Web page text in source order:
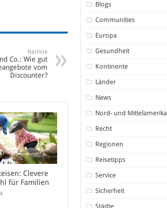
Nächste
Co.: Wie gut
vom
Discounter?
Clevere
für Familien
Blogs
Communities
Europa
Gesundheit
Kontinente
Länder
News
Nord- und Mittelamerika
Recht
Regionen
Reisetipps
Service
Sicherheit
Städte